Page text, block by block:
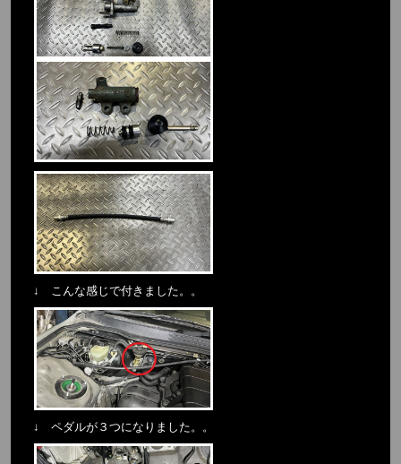
↓ こんな感じで付きました。。
↓ ペダルが３つになりました。。